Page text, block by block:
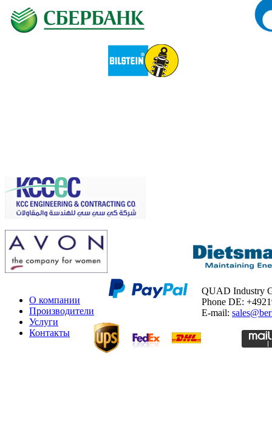
О компании
Производители
Услуги
Контакты
QUAD Industry
Phone DE:
E-mail: